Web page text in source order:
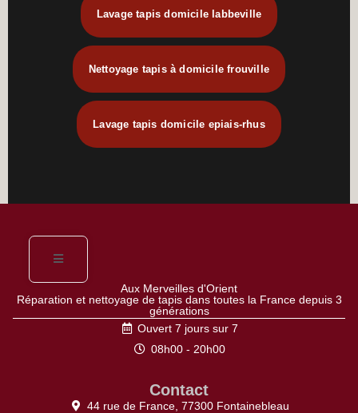
Lavage tapis domicile labbeville
Nettoyage tapis à domicile frouville
Lavage tapis domicile epiais-rhus
Aux Merveilles d'Orient
Réparation et nettoyage de tapis dans toutes la France depuis 3
générations
Ouvert 7 jours sur 7
08h00 - 20h00
Contact
44 rue de France, 77300 Fontainebleau